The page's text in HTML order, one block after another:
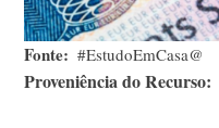
Fonte #EstudoEmCasa@
Proveniência do Recurso